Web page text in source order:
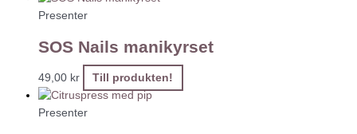
Presenter
SOS Nails manikyrset
49,00 kr Till produkten!
Presenter